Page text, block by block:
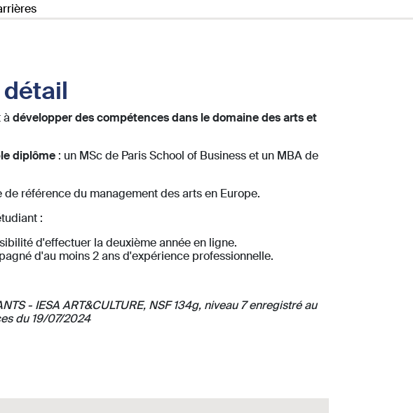
détail
àdévelopper des compétences dans le domaine des arts et
diplôme : un MSc de Paris School of Business et un MBA de
référence du management des arts en Europe.
:
d'effectuer la deuxième année en ligne.
d'au moins 2 ans d'expérience professionnelle.
- IESA ART&CULTURE, NSF 134g, niveau 7 enregistré au
du 19/07/2024